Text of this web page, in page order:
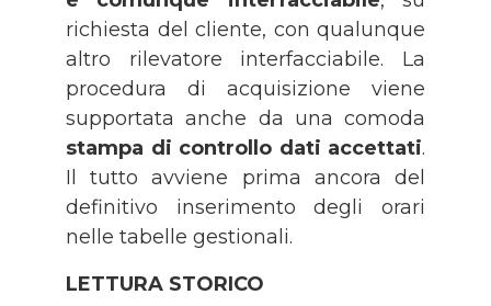
richiesta del cliente, con qualunque
altro rilevatore interfacciabile. La
procedura di acquisizione viene
supportata anche da una comoda
stampa di controllo dati accettati.
Il tutto avviene prima ancora del
definitivo inserimento degli orari
nelle tabelle gestionali.
LETTURA STORICO